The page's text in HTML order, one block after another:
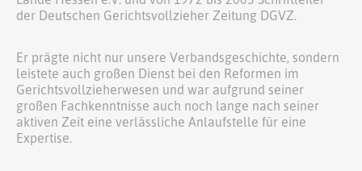
der Deutschen Gerichtsvollzieher Zeitung DGVZ.
Er prägte nicht nur unsere Verbandsgeschichte, sondern
leistete auch großen Dienst bei den Reformen im
Gerichtsvollzieherwesen und war aufgrund seiner
großen Fachkenntnisse auch noch lange nach seiner
aktiven Zeit eine verlässliche Anlaufstelle für eine
Expertise.